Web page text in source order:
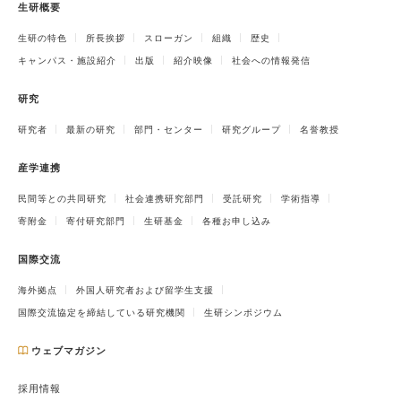
生研概要
生研の特色 所長挨拶 スローガン 組織 歴史
キャンパス・施設紹介 出版 紹介映像 社会への情報発信
研究
研究者 最新の研究 部門・センター 研究グループ 名誉教授
産学連携
民間等との共同研究 社会連携研究部門 受託研究 学術指導
寄附金 寄付研究部門 生研基金 各種お申し込み
国際交流
海外拠点 外国人研究者および留学生支援
国際交流協定を締結している研究機関 生研シンポジウム
ウェブマガジン
採用情報